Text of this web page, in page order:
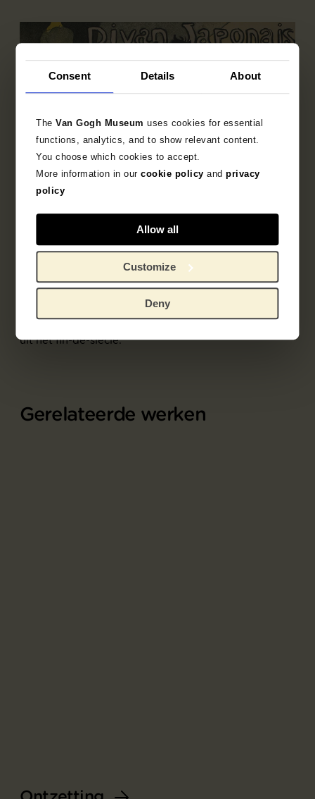
Consent Details About
TheVan Gogh Museumuses cookies for essential
functions, analytics, and to show relevant content.
You choose which cookies to accept.
More information in ourcookie policy andprivacy
policy
Allow all
Customize
Deny
Franse prentkunst 1850-1905
uit het fin-de-siècle.
Gerelateerde werken